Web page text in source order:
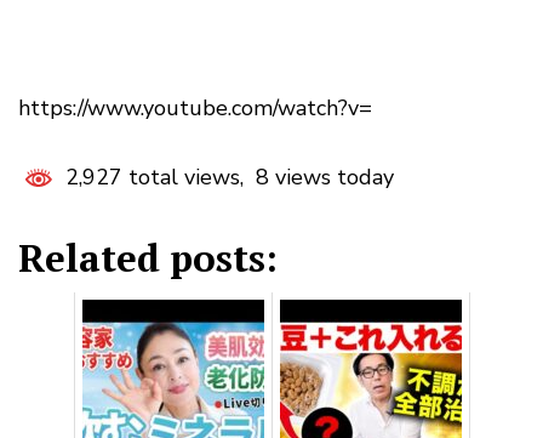
https://www.youtube.com/watch?v=
2,927 total views, 8 views today
Related posts: